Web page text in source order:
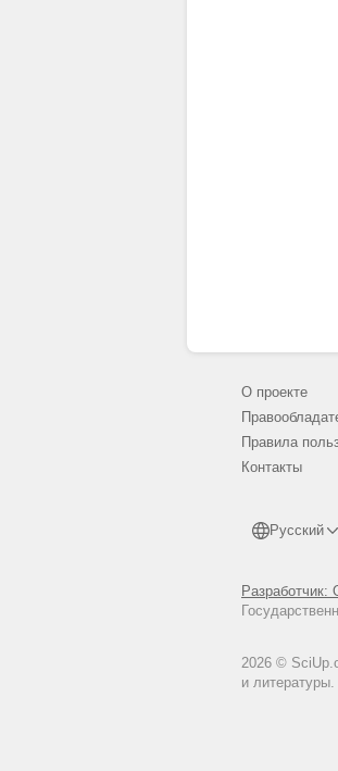
О проекте
Правила
Контакты
Русский
Разработчик:
2026 ©
и литературы.